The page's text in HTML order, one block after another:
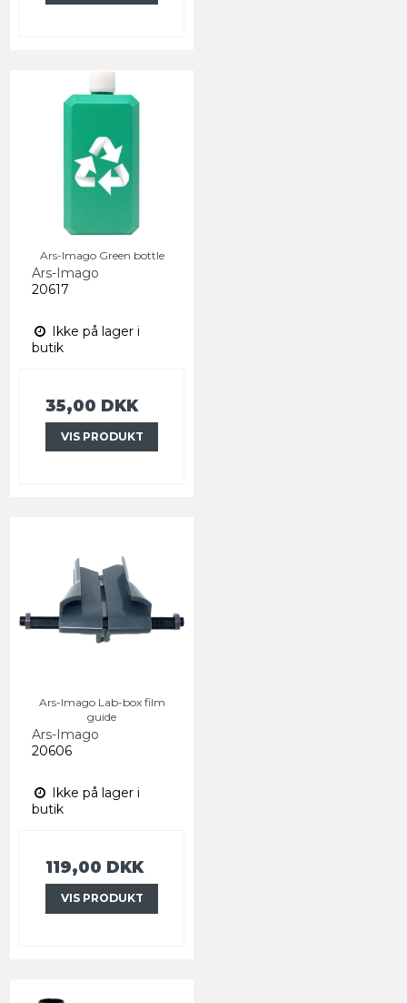
Ars-Imago Green bottle
Ars-Imago
20617
Ikke på lager i
butik
35,00 DKK
VIS PRODUKT
Ars-Imago Lab-box film
guide
Ars-Imago
20606
Ikke på lager i
butik
119,00 DKK
VIS PRODUKT